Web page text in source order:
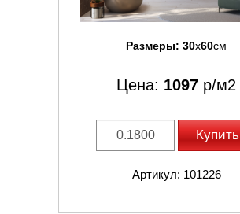
Размеры: 30x60см
Цена: 1097 р/м2
Купить
Артикул: 101226